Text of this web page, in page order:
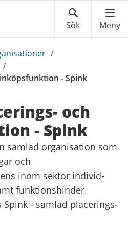
/
/
- Spink
och
- Spink
samlad organisation som
och
inom sektor individ-
funktionshinder.
- samlad placerings-